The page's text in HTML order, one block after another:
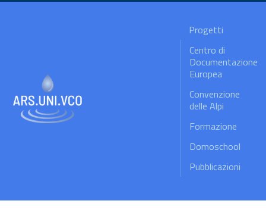
Progetti
Centro di
Documentazione
Europea
Convenzione
delle Alpi
Formazione
Domoschool
Pubblicazioni